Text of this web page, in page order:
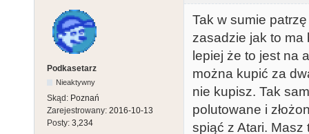
    Serial.begin(7812);
    Ctrl.begin(7812);
    Ctrl.listen();
    Wire.begin();
}
void loop()
Podkasetarz
Nieaktywny
Skąd: Poznań
Zarejestrowany: 2016-10-13
Posty: 3,234
Tak w sumie
zasadzie jak to ma
lepiej że to jest na
można kupić za
nie kupisz. Tak
polutowane i
spiąć z Atari. Masz